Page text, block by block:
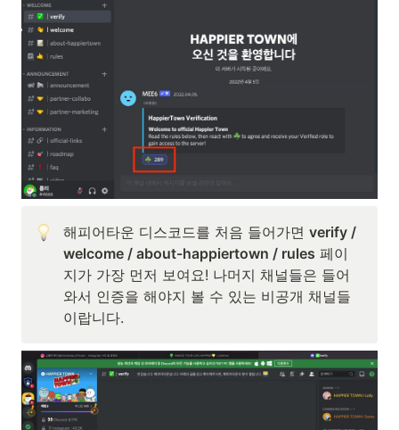
해피어타운 디스코드를 처음 들어가면 verify /
welcome / about-happiertown / rules 페이
지가 가장 먼저 보여요! 나머지 채널들은 들어
와서 인증을 해야지 볼 수 있는 비공개 채널들
이랍니다.